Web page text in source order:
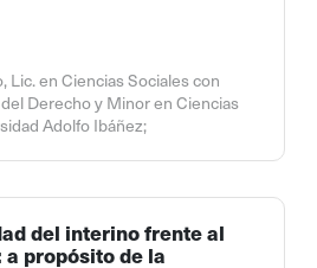
Lic. en Ciencias Sociales con
Derecho y Minor en Ciencias
Adolfo Ibáñez;
del interino frente al
propósito de la